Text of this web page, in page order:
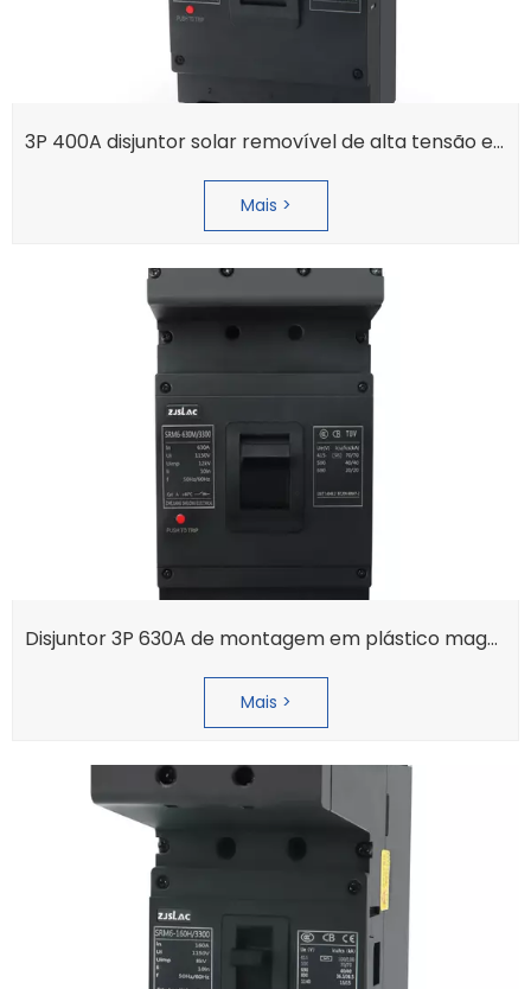
Tüv Süd Certificado
Certificado SRM6E-250 CQC
3P 400A disjuntor solar removível de alta tensão em caixa moldada
Mais >
Disjuntor 3P 630A de montagem em plástico magnético térmico Hyundai em caixa moldada
Mais >